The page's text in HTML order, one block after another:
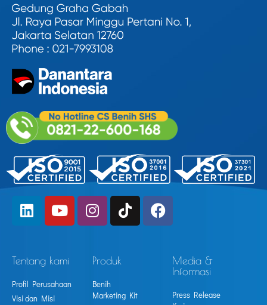
Tentang kami
Profil Perusahaan
Visi dan Misi
Produk
Benih
Marketing Kit
Media &
Informasi
Press Release